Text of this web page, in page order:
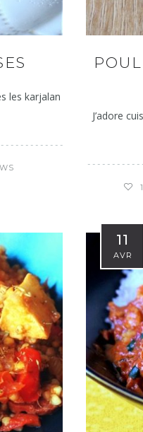
les karjalan
J’adore
1
11
AVR